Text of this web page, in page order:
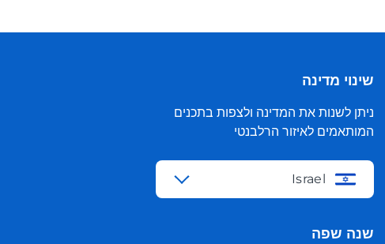
שינוי מדינה
ניתן לשנות את המדינה ולצפות בתכנים
המותאמים לאיזור הרלבנטי
Israel
שנה שפה